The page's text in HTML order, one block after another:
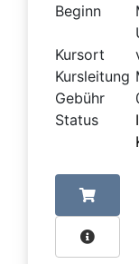
Beginn
Kursort
Kursleitung
Gebühr
Status